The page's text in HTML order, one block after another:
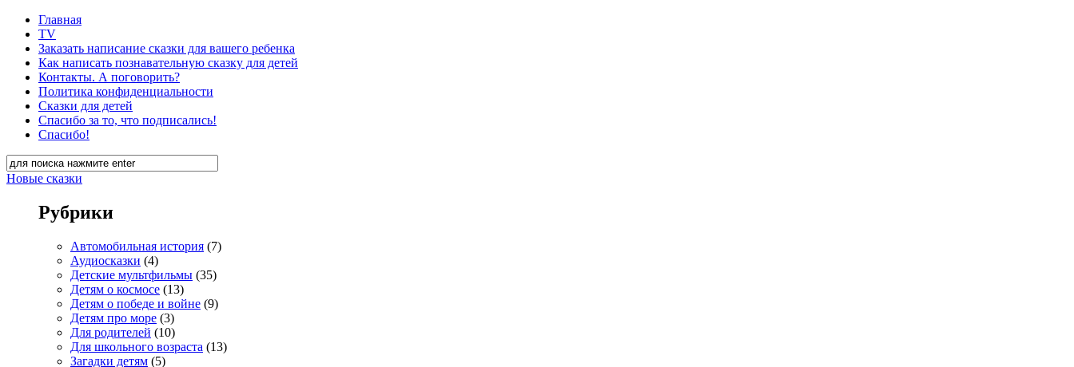
Главная
TV
Заказать написание сказки для вашего ребенка
Как написать познавательную сказку для детей
Контакты. А поговорить?
Политика конфиденциальности
Сказки для детей
Спасибо за то, что подписались!
Спасибо!
Новые сказки
Рубрики
Автомобильная история (7)
Аудиосказки (4)
Детские мультфильмы (35)
Детям о космосе (13)
Детям о победе и войне (9)
Детям про море (3)
Для родителей (10)
Для школьного возраста (13)
Загадки детям (5)